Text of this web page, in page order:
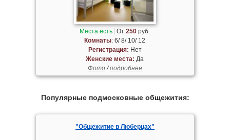
Места есть От250 руб.
Комнаты: 6/ 8/ 10/ 12
Регистрация: Нет
Женские места: Да
Фото/подробнее
Популярные подмосковные общежития:
"Общежитие в Люберцах"